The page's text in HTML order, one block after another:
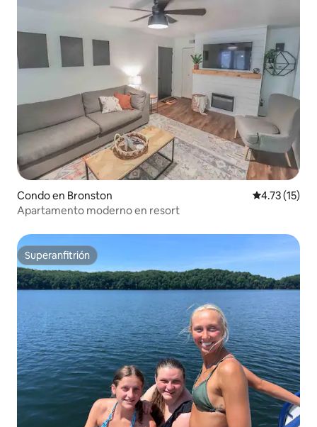
Condo en Bronston Calificación
4.73 (15)
Apartamento moderno en resort
Superanfitrión
Superanfitrión